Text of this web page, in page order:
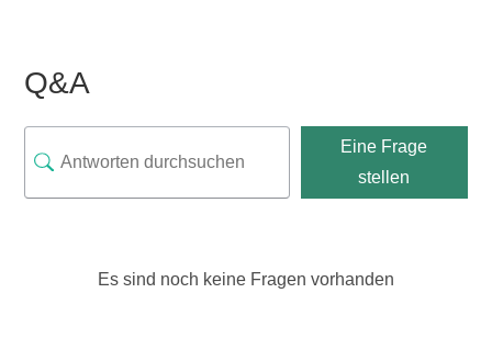
Q&A
Eine Frage
stellen
Es sind noch keine Fragen vorhanden